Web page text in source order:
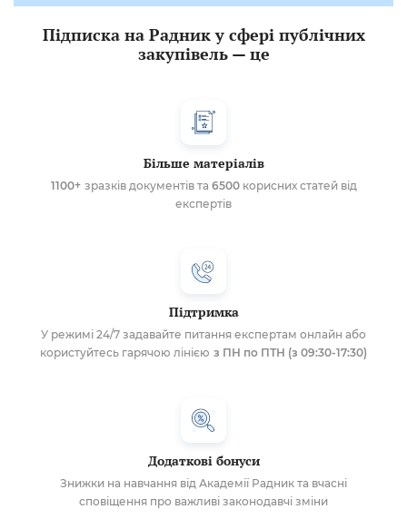
Підписка на Радник у сфері публічних
закупівель — це
Більше матеріалів
1100+ зразків документів та 6500корисних статей від
експертів
Підтримка
У режимі 24/7 задавайте питання експертам онлайн або
користуйтесь гарячою лінією з ПН по ПТН (з 09:30-17:30)
Додаткові бонуси
Знижки на навчання від Академії Радник та вчасні
сповіщення про важливі законодавчі зміни